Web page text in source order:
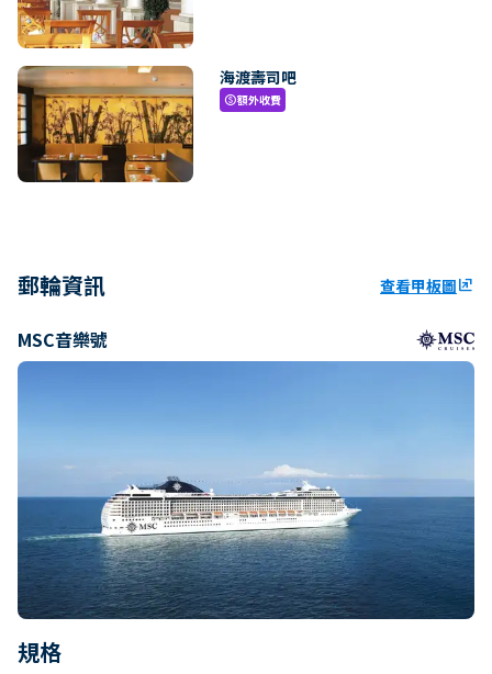
海渡壽司吧
paid額外收費
郵輪資訊 查看甲板圖ungroup
MSC音樂號
規格